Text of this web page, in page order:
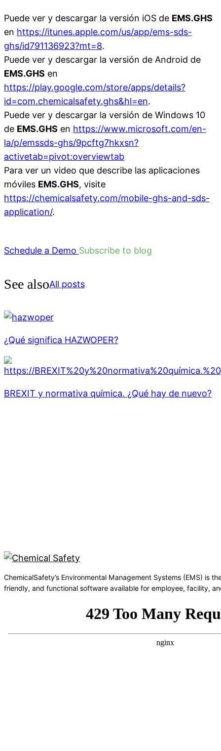
Puede ver y descargar la versión iOS de EMS.GHS
en https://itunes.apple.com/us/app/ems-sds-
ghs/id791136923?mt=8.
Puede ver y descargar la versión de Android de
EMS.GHS en
https://play.google.com/store/apps/details?
id=com.chemicalsafety.ghs&hl=en.
Puede ver y descargar la versión de Windows 10
de EMS.GHS en https://www.microsoft.com/en-
la/p/emssds-ghs/9pcftg7hkxsn?
activetab=pivot:overviewtab
Para ver un video que describe las aplicaciones
móviles EMS.GHS, visite
https://chemicalsafety.com/mobile-ghs-and-sds-
application/.
Schedule a Demo Subscribe to blog
See alsoAll posts
¿Qué significa HAZWOPER?
BREXIT y normativa química. ¿Qué hay de nuevo?
ChemicalSafety’s Environmental Management Systems (EMS) is
friendly, and functional software available for employee, facility,